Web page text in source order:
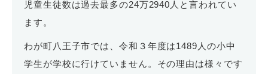
児童生徒数は過去最多の24万2940人と言われてい
ます。
わが町八王子市では、令和３年度は1489人の小中
学生が学校に行けていません。その理由は様々です